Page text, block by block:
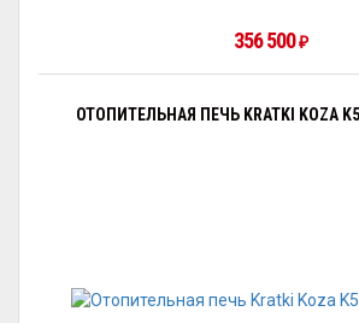
356 500 ₽
ОТОПИТЕЛЬНАЯ ПЕЧЬ KRATKI KOZA